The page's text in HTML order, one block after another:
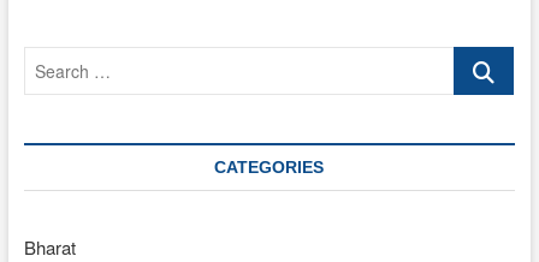
Search
CATEGORIES
Bharat